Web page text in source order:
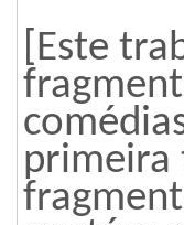
[Este
primeira